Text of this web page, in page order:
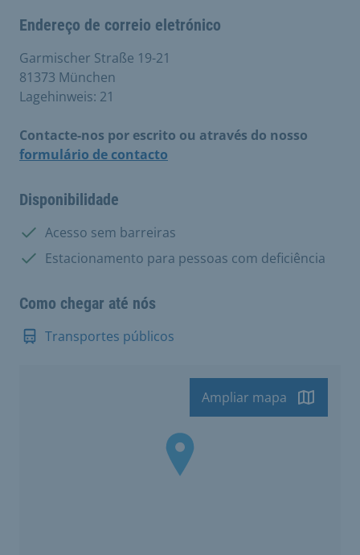
Endereço de correio eletrónico
Garmischer Straße 19-21
81373 München
Lagehinweis: 21
Contacte-nos por escrito ou através do nosso
formulário de contacto
Disponibilidade
Disponível:
Acesso sem barreiras
Disponível:
Estacionamento para pessoas com deficiência
Como chegar até nós
Transportes públicos
Ampliar mapa